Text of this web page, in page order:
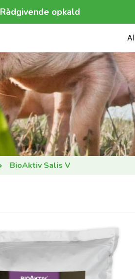
Rådgivende opkald
BioAktiv Salis V